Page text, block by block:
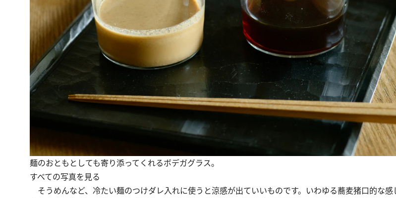
麺のおともとしても寄り添ってくれるボデガグラス。
すべての写真を見る
そうめんなど、冷たい麺のつけダレ入れに使うと涼感が出ていいものです。いわゆる蕎麦猪口的な